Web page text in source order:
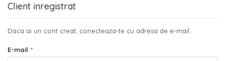
Client inregistrat
Daca ai un cont creat, conecteaza-te cu adresa de e-mail.
E-mail